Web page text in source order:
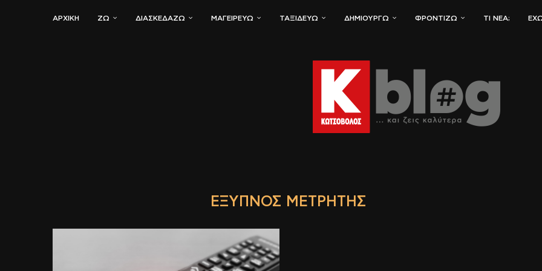
ΑΡΧΙΚΗ ΖΏ ΔΙΑΣΚΕΔΆΖΩ ΜΑΓΕΙΡΕΎΩ ΤΑΞΙΔΕΎΩ ΔΗΜΙΟΥΡΓΏ ΦΡΟΝΤΊΖΩ ΤΙ ΝΈΑ;
ΈΞΥΠΝΟΣ ΜΕΤΡΗΤΉΣ